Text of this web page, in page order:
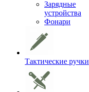
Зарядные
устройства
Фонари
Тактические ручки